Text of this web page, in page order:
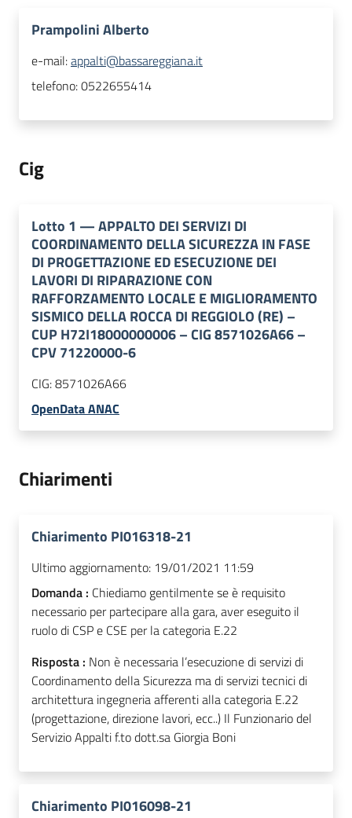
Prampolini Alberto
e-mail:appalti@bassareggiana.it
telefono:0522655414
Cig
Lotto 1 —APPALTO DEI SERVIZI DI
COORDINAMENTO DELLA SICUREZZA IN FASE
DI PROGETTAZIONE ED ESECUZIONE DEI
LAVORI DI RIPARAZIONE CON
RAFFORZAMENTO LOCALE E MIGLIORAMENTO
SISMICO DELLA ROCCA DI REGGIOLO (RE) –
CUP H72I18000000006 – CIG 8571026A66 –
CPV 71220000-6
CIG:8571026A66
OpenData ANAC
Chiarimenti
Chiarimento PI016318-21
Ultimo aggiornamento: 19/01/2021 11:59
Domanda : Chiediamo gentilmente se è requisito
necessario per partecipare alla gara, aver eseguito il
ruolo di CSP e CSE per la categoria E.22
Risposta : Non è necessaria l’esecuzione di servizi di
Coordinamento della Sicurezza ma di servizi tecnici di
architettura ingegneria afferenti alla categoria E.22
(progettazione, direzione lavori, ecc..) Il Funzionario del
Servizio Appalti f.to dott.sa Giorgia Boni
Chiarimento PI016098-21